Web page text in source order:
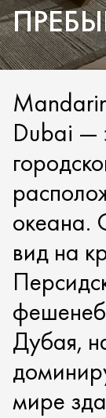
Dubai —
океана.
вид на
Дубая,
мире